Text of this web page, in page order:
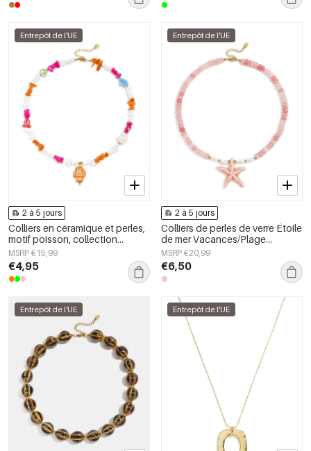
Entrepôt de l'UE
2 à 5 jours
Colliers en céramique et perles,
motif poisson, collection
romantique décontractée pour
le quotidien, bijoux pour
femmes
MSRP €15,99
€4,95
Entrepôt de l'UE
2 à 5 jours
Colliers de perles de verre Étoile
de mer Vacances/Plage
Collection romantique Bijoux
pour femmes
MSRP €20,99
€6,50
Entrepôt de l'UE Entrepôt de l'UE